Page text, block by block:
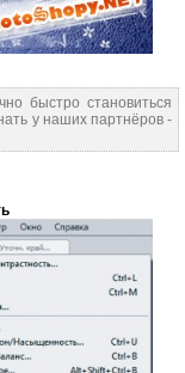
быстро становиться
у наших партнёров -